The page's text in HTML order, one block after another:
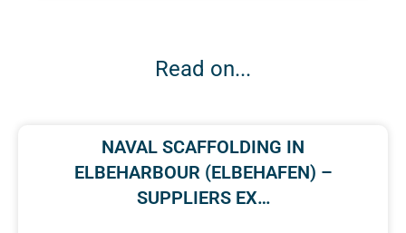
Read on...
NAVAL SCAFFOLDING IN
ELBEHARBOUR (ELBEHAFEN) –
SUPPLIERS EX…